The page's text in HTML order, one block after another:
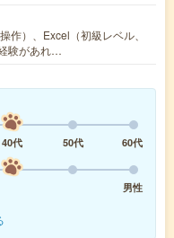
）、Excel（初級レベル、
験があれ…
40代 50代
60代
男性